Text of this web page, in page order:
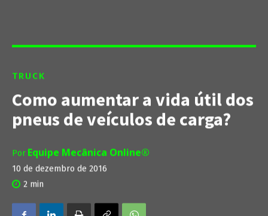
TRUCK
Como aumentar a vida útil dos
pneus de veículos de carga?
Por Equipe Mecânica Online®
10 de dezembro de 2016
2 min